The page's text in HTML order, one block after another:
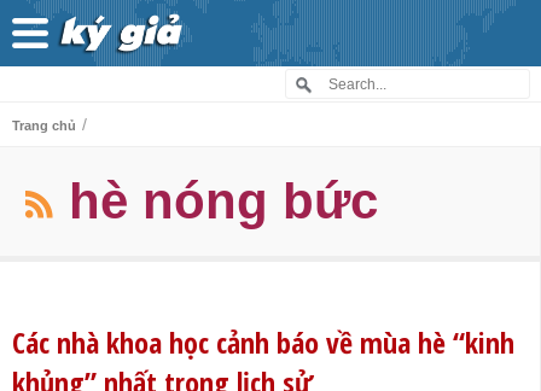
Trang chủ /
hè nóng bức
Các nhà khoa học cảnh báo về mùa hè “kinh
khủng” nhất trong lịch sử